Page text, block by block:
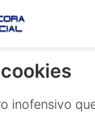
inofensivo